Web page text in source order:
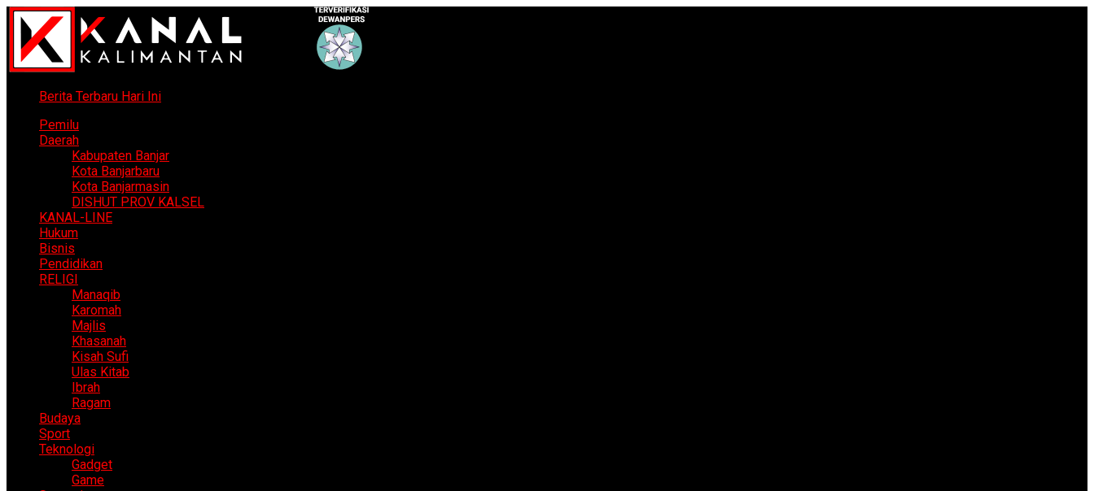
Berita Terbaru Hari Ini
Pemilu
Daerah
Kabupaten Banjar
Kota Banjarbaru
Kota Banjarmasin
DISHUT PROV KALSEL
KANAL-LINE
Hukum
Bisnis
Pendidikan
RELIGI
Manaqib
Karomah
Majlis
Khasanah
Kisah Sufi
Ulas Kitab
Ibrah
Ragam
Budaya
Sport
Teknologi
Gadget
Game